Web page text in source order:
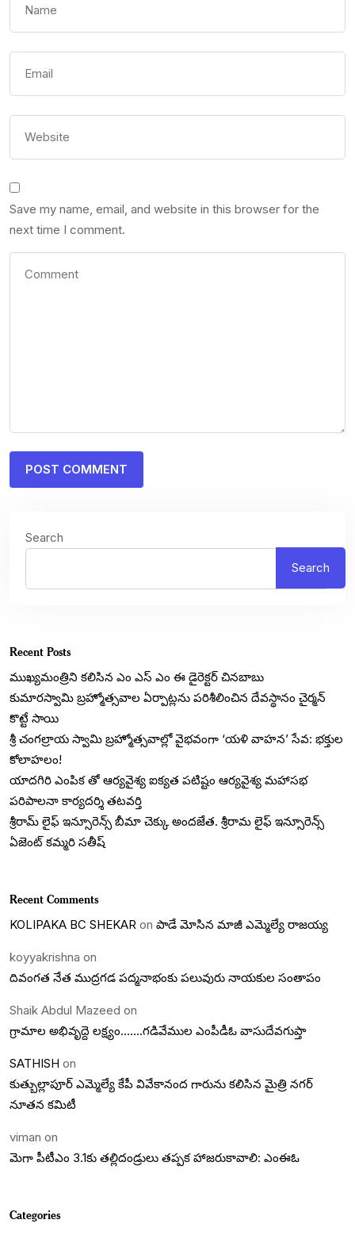
Save my name, email, and website in this browser for the
next time I comment.
Search
Search
Recent Posts
ముఖ్యమంత్రిని కలిసిన ఎం ఎస్ ఎం ఈ డైరెక్టర్ చినబాబు
కుమారస్వామి బ్రహ్మోత్సవాల ఏర్పాట్లను పరిశీలించిన దేవస్థానం చైర్మన్
కొట్టే సాయి
శ్రీ చంగల్రాయ స్వామి బ్రహ్మోత్సవాల్లో వైభవంగా ‘యళి వాహన’ సేవ: భక్తుల
కోలాహలం!
యాదగిరి ఎంపిక తో ఆర్యవైశ్య ఐక్యత పటిష్టం ఆర్యవైశ్య మహాసభ
పరిపాలనా కార్యదర్శి తటవర్తి
శ్రీరామ్ లైఫ్ ఇన్సూరెన్స్ బీమా చెక్కు అందజేత. శ్రీరామ లైఫ్ ఇన్సూరెన్స్
ఏజెంట్ కమ్మరి సతీష్
Recent Comments
KOLIPAKA BC SHEKAR on పాడే మోసిన మాజీ ఎమ్మెల్యే రాజయ్య
koyyakrishna on
దివంగత నేత ముద్రగడ పద్మనాభంకు పలువురు నాయకుల సంతాపం
Shaik Abdul Mazeed on
గ్రామాల అభివృద్దె లక్ష్యం…….గడివేముల ఎంపీడీఓ వాసుదేవగుప్తా
SATHISH on
కుత్బుల్లాపూర్ ఎమ్మెల్యే కేపీ వివేకానంద గారును కలిసిన మైత్రి నగర్
నూతన కమిటీ
viman on
మెగా పీటీఎం 3.1కు తల్లిదండ్రులు తప్పక హాజరుకావాలి: ఎంఈఓ
Categories